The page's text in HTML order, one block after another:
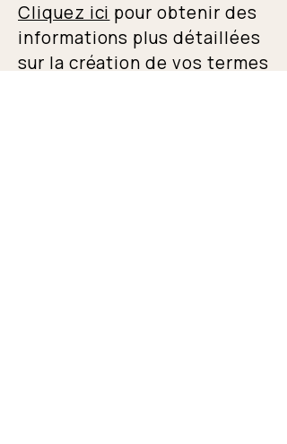
Cliquez ici pour obtenir des
informations plus détaillées
sur la création de vos termes